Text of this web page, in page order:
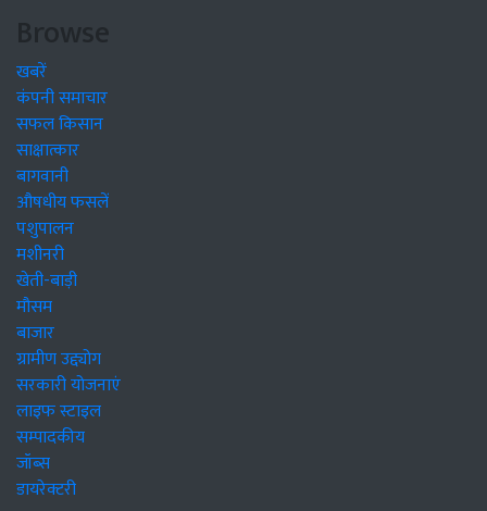
Browse
खबरें
कंपनी समाचार
सफल किसान
साक्षात्कार
बागवानी
औषधीय फसलें
पशुपालन
मशीनरी
खेती-बाड़ी
मौसम
बाजार
ग्रामीण उद्द्योग
सरकारी योजनाएं
लाइफ स्टाइल
सम्पादकीय
जॉब्स
डायरेक्टरी